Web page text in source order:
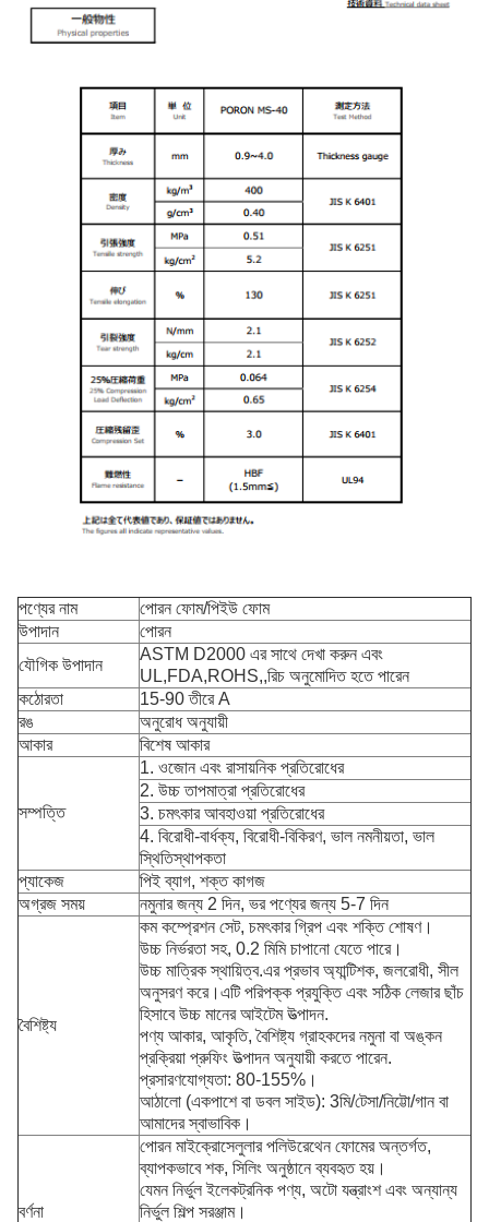
পণ্যের নাম
পোরন ফোম/পিইউ ফোম
উপাদান
পোরন
যৌগিক উপাদান
ASTM D2000 এর সাথে দেখা করুন এবং
UL,FDA,ROHS,,রিচ অনুমোদিত হতে পারেন
কঠোরতা
15-90 তীরে A
রঙ
অনুরোধ অনুযায়ী
আকার
বিশেষ আকার
সম্পত্তি
1. ওজোন এবং রাসায়নিক প্রতিরোধের
2. উচ্চ তাপমাত্রা প্রতিরোধের
3. চমৎকার আবহাওয়া প্রতিরোধের
4. বিরোধী-বার্ধক্য, বিরোধী-বিকিরণ, ভাল নমনীয়তা, ভাল
স্থিতিস্থাপকতা
প্যাকেজ
পিই ব্যাগ, শক্ত কাগজ
অগ্রজ সময়
নমুনার জন্য 2 দিন, ভর পণ্যের জন্য 5-7 দিন
বৈশিষ্ট্য
কম কম্প্রেশন সেট, চমৎকার গ্রিপ এবং শক্তি শোষণ।
উচ্চ নির্ভরতা সহ, 0.2 মিমি চাপানো যেতে পারে।
উচ্চ মাত্রিক স্থায়িত্ব.এর প্রভাব অ্যান্টিশক, জলরোধী, সীল
অনুসরণ করে।এটি পরিপক্ক প্রযুক্তি এবং সঠিক লেজার ছাঁচ
হিসাবে উচ্চ মানের আইটেম উত্পাদন.
পণ্য আকার, আকৃতি, বৈশিষ্ট্য গ্রাহকদের নমুনা বা অঙ্কন
প্রক্রিয়া প্রুফিং উত্পাদন অনুযায়ী করতে পারেন.
প্রসারণযোগ্যতা: 80-155%।
আঠালো (একপাশে বা ডবল সাইড): 3মি/টেসা/নিট্টো/গান বা
আমাদের স্বাভাবিক।
বর্ণনা
পোরন মাইক্রোসেলুলার পলিউরেথেন ফোমের অন্তর্গত,
ব্যাপকভাবে শক, সিলিং অনুষ্ঠানে ব্যবহৃত হয়।
যেমন নির্ভুল ইলেকট্রনিক পণ্য, অটো যন্ত্রাংশ এবং অন্যান্য
নির্ভুল শিল্প সরঞ্জাম।